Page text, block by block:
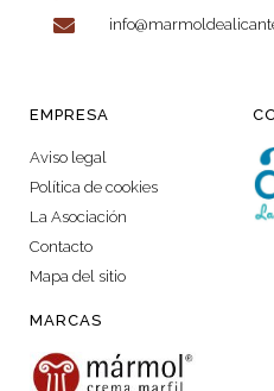
EMPRESA
Aviso legal
Política de cookies
La Asociación
Contacto
Mapa del sitio
MARCAS